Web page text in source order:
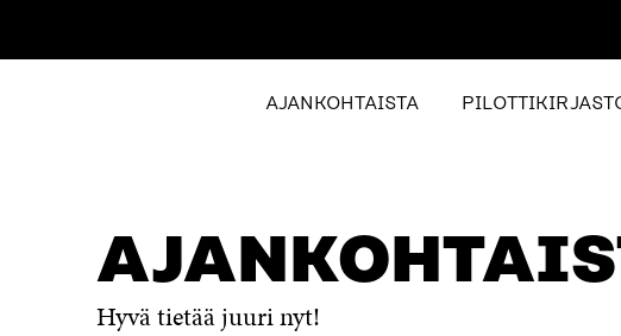
AJANKOHTAISTA
Hyvä tietää juuri nyt!